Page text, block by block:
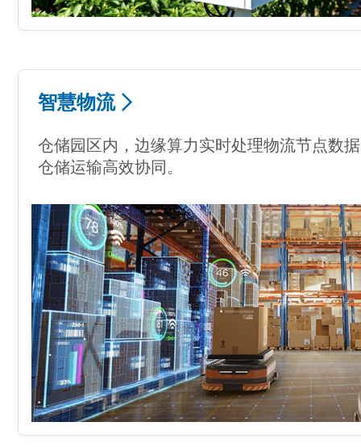
智慧物流
仓储园区内，边缘算力实时处理物流节点数
仓储运输高效协同。